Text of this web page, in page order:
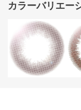
カラーバリエー